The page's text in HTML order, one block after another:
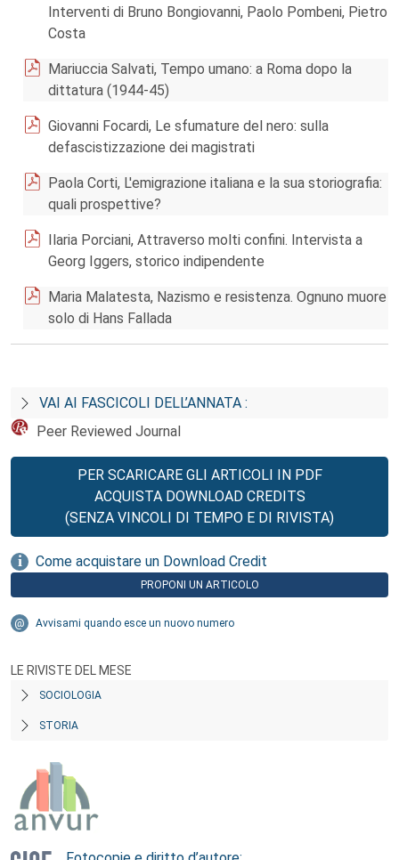
Interventi di Bruno Bongiovanni, Paolo Pombeni, Pietro
Costa
Mariuccia Salvati, Tempo umano: a Roma dopo la
dittatura (1944-45)
Giovanni Focardi, Le sfumature del nero: sulla
defascistizzazione dei magistrati
Paola Corti, L'emigrazione italiana e la sua storiografia:
quali prospettive?
Ilaria Porciani, Attraverso molti confini. Intervista a
Georg Iggers, storico indipendente
Maria Malatesta, Nazismo e resistenza. Ognuno muore
solo di Hans Fallada
VAI AI FASCICOLI DELL’ANNATA :
Peer Reviewed Journal
PER SCARICARE GLI ARTICOLI IN PDF
ACQUISTA DOWNLOAD CREDITS
(SENZA VINCOLI DI TEMPO E DI RIVISTA)
Come acquistare un Download Credit
PROPONI UN ARTICOLO
Avvisami quando esce un nuovo numero
LE RIVISTE DEL MESE
SOCIOLOGIA
STORIA